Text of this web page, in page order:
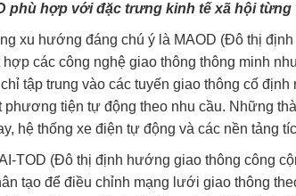
phù hợp với đặc trưng kinh tế xã hội từng
xu hướng đáng chú ý là MAOD (Đô thị
hợp các công nghệ giao thông thông minh
tập trung vào các tuyến giao thông cố
phương tiện tự động theo nhu cầu. Những
hệ thống xe điện tự động và các nền tảng
TOD (Đô thị định hướng giao thông công
tạo để điều chỉnh mạng lưới giao thông